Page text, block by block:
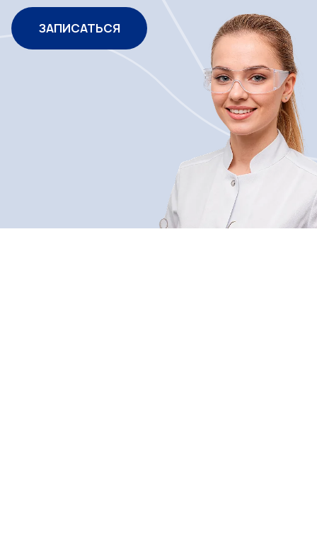
ЗАПИСАТЬСЯ